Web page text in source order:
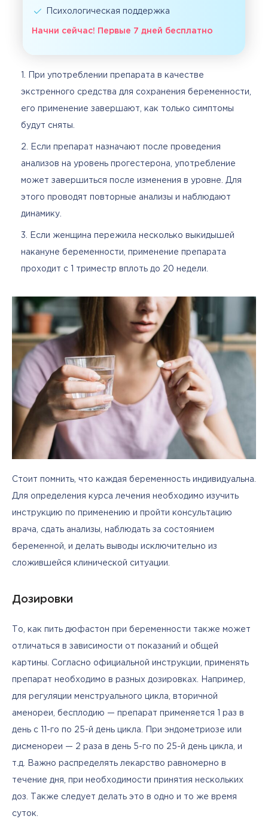
Психологическая поддержка
Начни сейчас! Первые 7 дней бесплатно
При употреблении препарата в качестве
экстренного средства для сохранения беременности,
его применение завершают, как только симптомы
будут сняты.
Если препарат назначают после проведения
анализов на уровень прогестерона, употребление
может завершиться после изменения в уровне. Для
этого проводят повторные анализы и наблюдают
динамику.
Если женщина пережила несколько выкидышей
накануне беременности, применение препарата
проходит с 1 триместр вплоть до 20 недели.
Стоит помнить, что каждая беременность индивидуальна.
Для определения курса лечения необходимо изучить
инструкцию по применению и пройти консультацию
врача, сдать анализы, наблюдать за состоянием
беременной, и делать выводы исключительно из
сложившейся клинической ситуации.
Дозировки
То, как пить дюфастон при беременности также может
отличаться в зависимости от показаний и общей
картины. Согласно официальной инструкции, применять
препарат необходимо в разных дозировках. Например,
для регуляции менструального цикла, вторичной
аменореи, бесплодию — препарат применяется 1 раз в
день с 11-го по 25-й день цикла. При эндометриозе или
дисменореи — 2 раза в день 5-го по 25-й день цикла, и
т.д. Важно распределять лекарство равномерно в
течение дня, при необходимости принятия нескольких
доз. Также следует делать это в одно и то же время
суток.